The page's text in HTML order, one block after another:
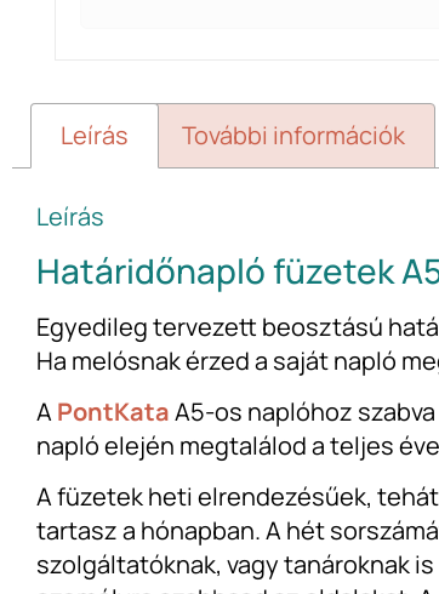
Leírás További információk
Leírás
Határidőnapló füzetek
Egyedileg tervezett beosztású
Ha melósnak érzed a saját napló
APontKataA5-os naplóhoz
napló elején megtalálod a teljes
A füzetek heti elrendezésűek,
tartasz a hónapban. A hét
szolgáltatóknak, vagy tanároknak